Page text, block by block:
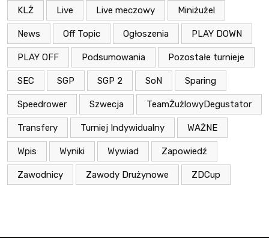
KLŻ Live Live meczowy Miniżużel
News Off Topic Ogłoszenia PLAY DOWN
PLAY OFF Podsumowania Pozostałe turnieje
SEC SGP SGP 2 SoN Sparing
Speedrower Szwecja TeamŻużlowyDegustator
Transfery Turniej Indywidualny WAŻNE
Wpis Wyniki Wywiad Zapowiedź
Zawodnicy Zawody Drużynowe ZDCup